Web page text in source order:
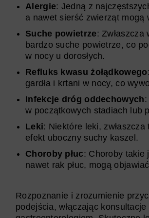
Alergie: Jedną z
a nawet sierść zwierząt mogą
Suche powietrze: Zwłaszcza
bardzo suche powietrze, co
w nocy u dorosłych.
Refluks kwasu żołądkowego
gardła i krtani w nocy, co
Infekcje dróg oddechowych
w początkowych stadiach lub
Leki: Niektóre leki,
efekt uboczny suchy kaszel.
Choroby płuc: Choroby takie
nawet rak płuc, mogą
Rozpoznanie i zrozumienie
podejścia, włączając